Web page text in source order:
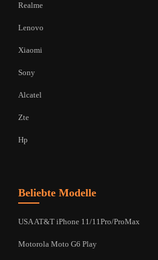
Realme
Lenovo
Xiaomi
Sony
Alcatel
Zte
Hp
Beliebte Modelle
USA AT&T iPhone 11/11Pro/ProMax
Motorola Moto G6 Play